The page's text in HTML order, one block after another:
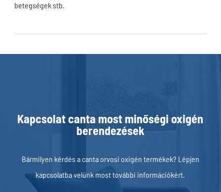
betegségek stb.
Kapcsolat canta most minőségi oxigén
berendezések
Bármilyen kérdés a canta orvosi oxigén termékek? Lépjen
kapcsolatba velünk most további információkért.